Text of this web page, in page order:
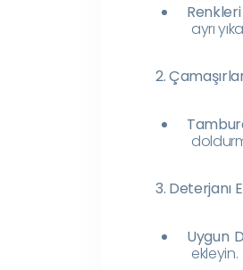
Renkleri
ayrı
2.
3. Deterjanı
Uygun
ekleyin.